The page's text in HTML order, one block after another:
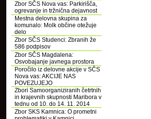
Zbor SČS Nova vas: Parkirišča,
ogrevanje in tržnična dejavnost
Mestna delovna skupina za
komunalo: Molk občine otežuje
delo
Zbor SČS Studenci: Zbranih že
586 podpisov
Zbor SČS Magdalena:
Osvobajanje javnega prostora
Poročilo iz delovne akcije v SČS
Nova vas: AKCIJE NAS
POVEZUJEJO
Zbori Samoorganiziranih četrtnih
in krajevnih skupnosti Maribora v
tednu od 10. do 14. 11. 2014
Zbor SKS Kamnica: O prometni